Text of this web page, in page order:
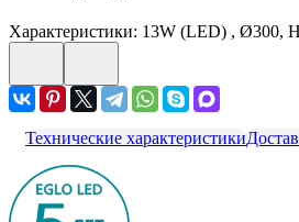
Характеристики: 13W (LED) , Ø300,
Технические характеристики